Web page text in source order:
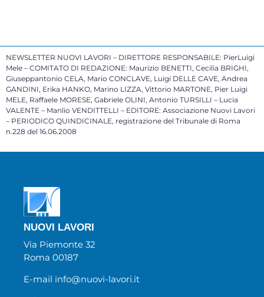
NEWSLETTER NUOVI LAVORI – DIRETTORE RESPONSABILE: PierLuigi
Mele – COMITATO DI REDAZIONE: Maurizio BENETTI, Cecilia BRIGHI,
Giuseppantonio CELA, Mario CONCLAVE, Luigi DELLE CAVE, Andrea
GANDINI, Erika HANKO, Marino LIZZA, Vittorio MARTONE, Pier Luigi
MELE, Raffaele MORESE, Gabriele OLINI, Antonio TURSILLI – Lucia
VALENTE – Manlio VENDITTELLI – EDITORE: Associazione Nuovi Lavori
– PERIODICO QUINDICINALE, registrazione del Tribunale di Roma
n.228 del 16.06.2008
NUOVI LAVORI
Via Piemonte 32
Roma 00187
E-mail info@nuovi-lavori.it